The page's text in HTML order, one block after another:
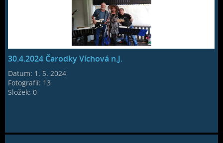
30.4.2024 Čarodky Víchová n.J.
Datum: 1. 5. 2024
Fotografií: 13
Složek:0